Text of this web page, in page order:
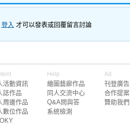
登入 才可以發表或回覆留言討論
活動資訊
誌作品
周邊作品
數位作品
Help
繪圖藝廊作品
同人交流中心
Q&A問與答
系統檢測
Ad
刊登廣告
合作提案
贊助我們